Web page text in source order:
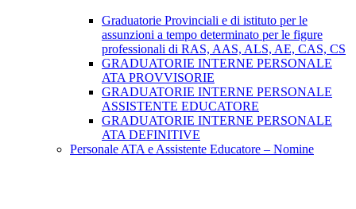
Graduatorie Provinciali e di istituto per le
assunzioni a tempo determinato per le figure
professionali di RAS, AAS, ALS, AE, CAS, CS
GRADUATORIE INTERNE PERSONALE
ATA PROVVISORIE
GRADUATORIE INTERNE PERSONALE
ASSISTENTE EDUCATORE
GRADUATORIE INTERNE PERSONALE
ATA DEFINITIVE
Personale ATA e Assistente Educatore – Nomine